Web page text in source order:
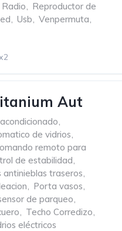
Radio, Reproductor de
, Usb, Venpermuta,
Aut
,
de vidrios,
remoto para
de estabilidad,
antinieblas traseros,
, Porta vasos,
de parqueo,
, Techo Corredizo,
eléctricos